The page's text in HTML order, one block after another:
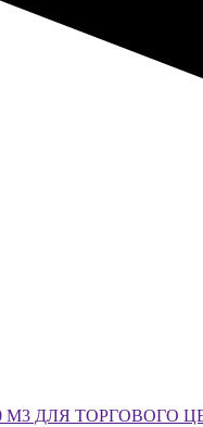
ДЛЯ ТОРГОВОГО